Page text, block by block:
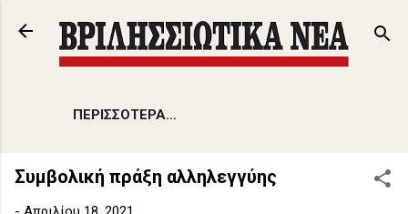
Μετάβαση στο κύριο περιεχόμενο
ΠΕΡΙΣΣΌΤΕΡΑ…
Συμβολική πράξη αλληλεγγύης